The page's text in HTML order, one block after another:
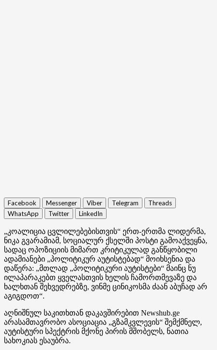
Facebook Messenger Viber Telegram
Threads
WhatsApp
Twitter LinkedIn
„კოალიცია ცვლილებებისთვის“ ერთ-ერთმა ლიდერმა,
ნიკა გვარამიამ, სოციალურ ქსელში პოსტი გამოაქვეყნა,
სადაც ოპოზიციის მიმართ კრიტიკულად განწყობილი
ადამიანები „პოლიტიკურ აუტისტებად“ მოიხსენია და
დაწერა: „მთლად „პოლიტიკური აუტისტები“ მაინც ნუ
ილაპარაკებთ ყველასთვის ხელის ჩამორთმევაზე და
ხალხთან შეხვედრებზე, ვინმე ცინიკოსმა ძაან აბუჩად არ
აგიგდოთ“.
აღნიშნულ საკითხთან დაკავშირებით Newshub.ge
არასამთავრობო ასოციაცია „გზამკვლევის“ შემქმნელ,
აუტისტური სპექტრის მქონე პირის მშობელს, ნათია
სახოკიას ესაუბრა.